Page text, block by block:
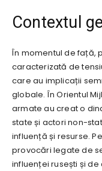
Contextul
În momentul de față,
caracterizată de
care au implicații
globale. În Orientul
armate au creat o
state și actori non-
influență și resurse.
provocări legate de
influenței rusești și